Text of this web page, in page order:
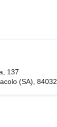
137
(SA), 84032